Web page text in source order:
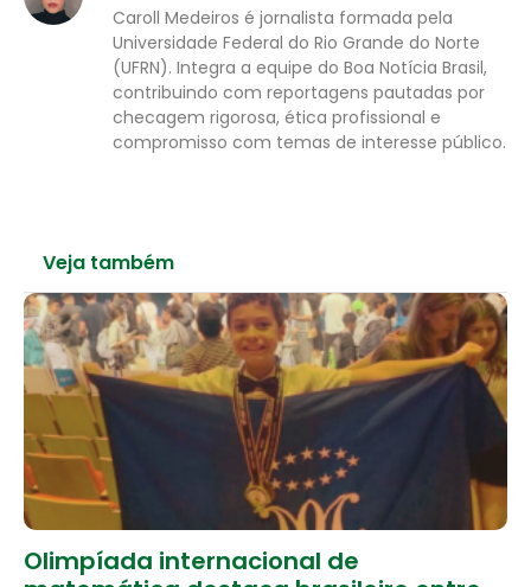
Caroll Medeiros é jornalista formada pela
Universidade Federal do Rio Grande do Norte
(UFRN). Integra a equipe do Boa Notícia Brasil,
contribuindo com reportagens pautadas por
checagem rigorosa, ética profissional e
compromisso com temas de interesse público.
Veja também
Olimpíada internacional de